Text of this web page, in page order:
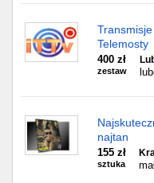
Telemosty
400 zł
zestaw
najtan
155 zł
sztuka